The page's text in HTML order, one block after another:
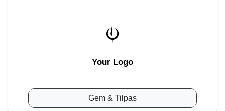
Your Logo
Gem & Tilpas